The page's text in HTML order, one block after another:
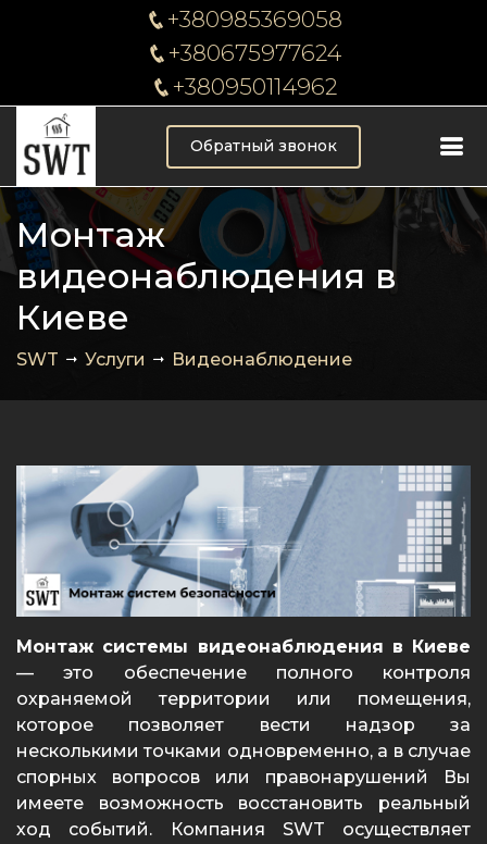
+380985369058
+380675977624
+380950114962
Обратный звонок
Монтаж
видеонаблюдения в
Киеве
SWT Услуги Видеонаблюдение
Монтаж системы видеонаблюдения в Киеве
— это обеспечение полного контроля
охраняемой территории или помещения,
которое позволяет вести надзор за
несколькими точками одновременно, а в случае
спорных вопросов или правонарушений Вы
имеете возможность восстановить реальный
ход событий. Компания SWT осуществляет